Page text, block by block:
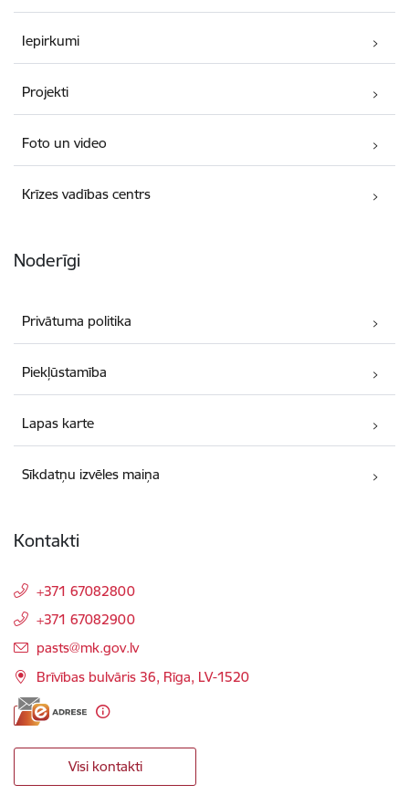
Iepirkumi
Projekti
Foto un video
Krīzes vadības centrs
Noderīgi
Privātuma politika
Piekļūstamība
Lapas karte
Sīkdatņu izvēles maiņa
Kontakti
+371 67082800
+371 67082900
E-pasts:
pasts@mk.gov.lv
Brīvības bulvāris 36, Rīga, LV-1520
Visi kontakti